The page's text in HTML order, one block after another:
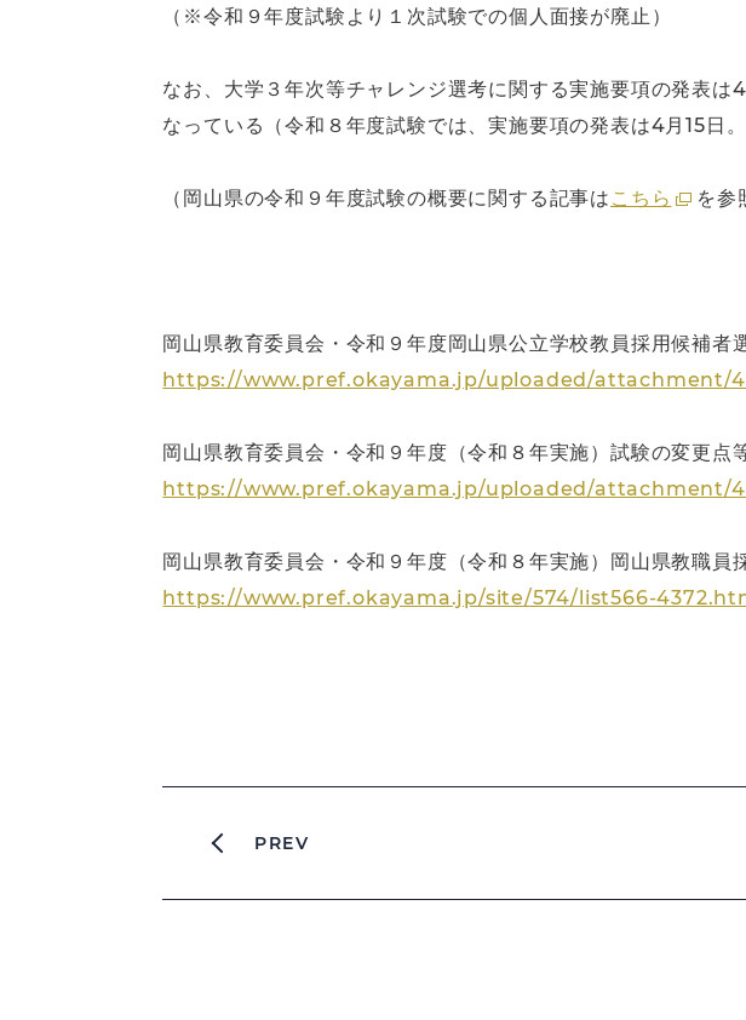
（※令和９年度試験より１次試験での個人面接が廃止）
なお、大学３年次等チャレンジ選考に関する実施要項の発表
なっている（令和８年度試験では、実施要項の発表は4月15日
（岡山県の令和９年度試験の概要に関する記事は こちら を参
岡山県教育委員会・令和９年度岡山県公立学校教員採用候補
https://www.pref.okayama.jp/uploaded/attachment/
岡山県教育委員会・令和９年度（令和８年実施）試験の変更点
https://www.pref.okayama.jp/uploaded/attachment/
岡山県教育委員会・令和９年度（令和８年実施）岡山県教職員
https://www.pref.okayama.jp/site/574/list566-
PREV